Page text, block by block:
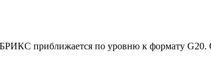
приближается по уровню к формату G20.